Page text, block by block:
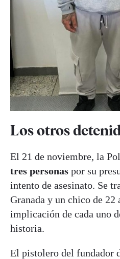
Los otros
El 21 de noviembre, la
tres personas por su
intento de asesinato. Se
Granada y un chico de 22
implicación de cada uno
historia.
El pistolero del fundador